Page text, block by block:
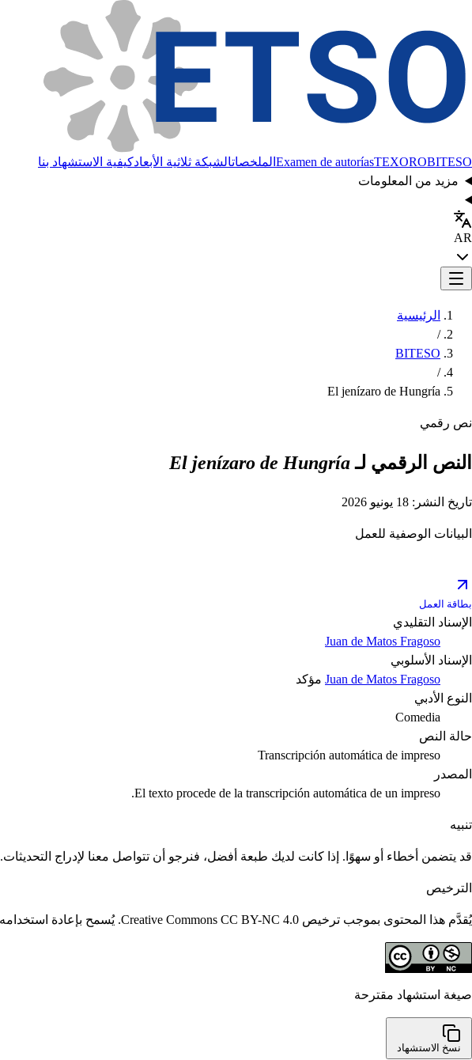
Examen de autoríasTEXOROBITESO الملخصاتالشبكة ثلاثية الأبعادكيفية الاستشهاد بنا
مزيد من المعلومات
AR
الرئيسية
/
BITESO
/
El jenízaro de Hungría
نص رقمي
النص الرقمي لـEl jenízaro de Hungría
تاريخ النشر: 18 يونيو 2026
البيانات الوصفية للعمل
بطاقة العمل
الإسناد التقليدي
Juan de Matos Fragoso
الإسناد الأسلوبي
Juan de Matos Fragoso مؤكد
النوع الأدبي
Comedia
حالة النص
Transcripción automática de impreso
المصدر
El texto procede de la transcripción automática de un impreso.
تنبيه
قد يتضمن أخطاء أو سهوًا. إذا كانت لديك طبعة أفضل، فنرجو أن تتواصل معنا لإدراج التحديثات.
الترخيص
يُقدَّم هذا المحتوى بموجب ترخيص Creative Commons CC BY-NC 4.0. يُسمح بإعادة استخدامه مع الاستشهاد؛ ولا يُسمح بالاستخدامات التجارية.
صيغة استشهاد مقترحة
نسخ الاستشهاد